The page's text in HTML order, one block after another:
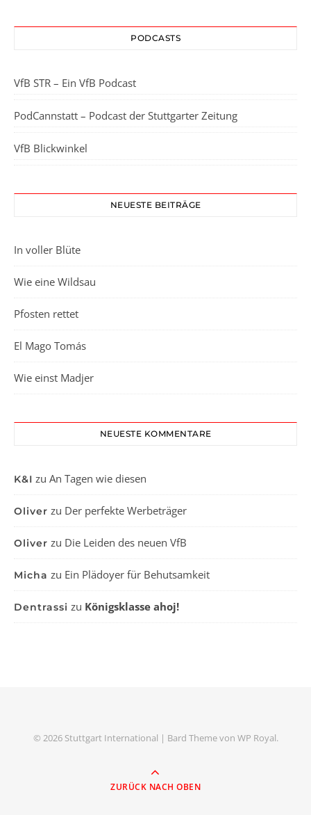
PODCASTS
VfB STR – Ein VfB Podcast
PodCannstatt – Podcast der Stuttgarter Zeitung
VfB Blickwinkel
NEUESTE BEITRÄGE
In voller Blüte
Wie eine Wildsau
Pfosten rettet
El Mago Tomás
Wie einst Madjer
NEUESTE KOMMENTARE
K&I zu An Tagen wie diesen
Oliver zu Der perfekte Werbeträger
Oliver zu Die Leiden des neuen VfB
Micha zu Ein Plädoyer für Behutsamkeit
Dentrassi zu Königsklasse ahoj!
© 2026 Stuttgart International | Bard Theme von WP Royal.
ZURÜCK NACH OBEN